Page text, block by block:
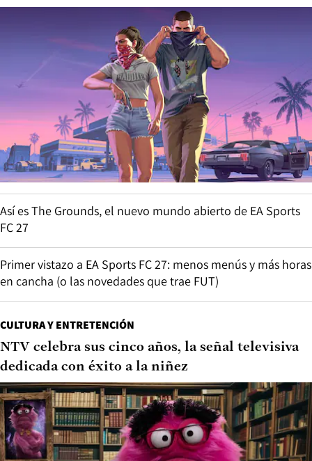
Así es The Grounds, el nuevo mundo abierto de EA Sports
FC 27
Primer vistazo a EA Sports FC 27: menos menús y más horas
en cancha (o las novedades que trae FUT)
CULTURA Y ENTRETENCIÓN
NTV celebra sus cinco años, la señal televisiva
dedicada con éxito a la niñez